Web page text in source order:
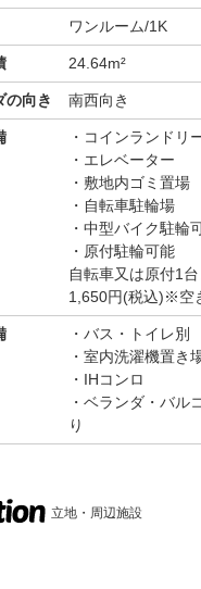
ワンルーム/1K
24.64m²
の向き 南西向き
コインランドリ
エレベーター
敷地内ゴミ置場
自転車駐輪場
中型バイク駐輪
原付駐輪可能
自転車又は原付1
1,650円(税込)※空
バス・トイレ別
室内洗濯機置き
IHコンロ
ベランダ・バル
り
立地・周辺施設